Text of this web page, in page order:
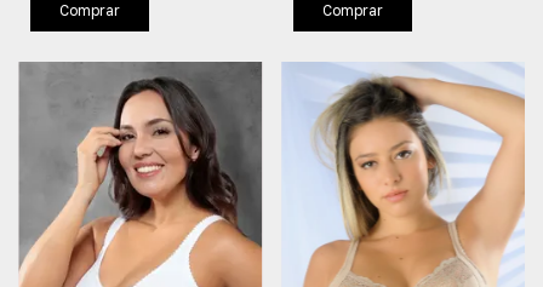
Comprar Comprar